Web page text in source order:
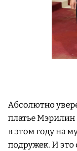
Абсолютно
платье Мэрилин
в этом году на
подружек. И это